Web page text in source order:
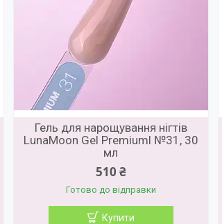
Гель для нарощування нігтів
LunaMoon Gel Premiuml №31, 30
мл
510 ₴
Готово до відправки
Купити